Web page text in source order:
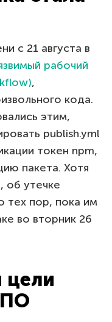
с 21 августа в
рабочий
,
кода.
этим,
publish.yml
токен npm,
пакета. Хотя
об утечке
тех пор, пока им
во вторник 26
цели
ПО